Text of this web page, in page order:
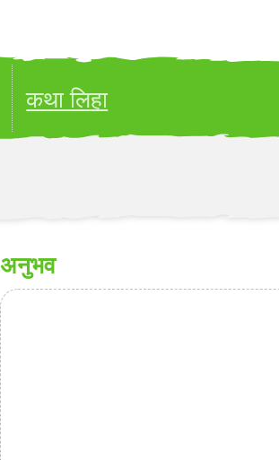
कथा लिहा
अनुभव